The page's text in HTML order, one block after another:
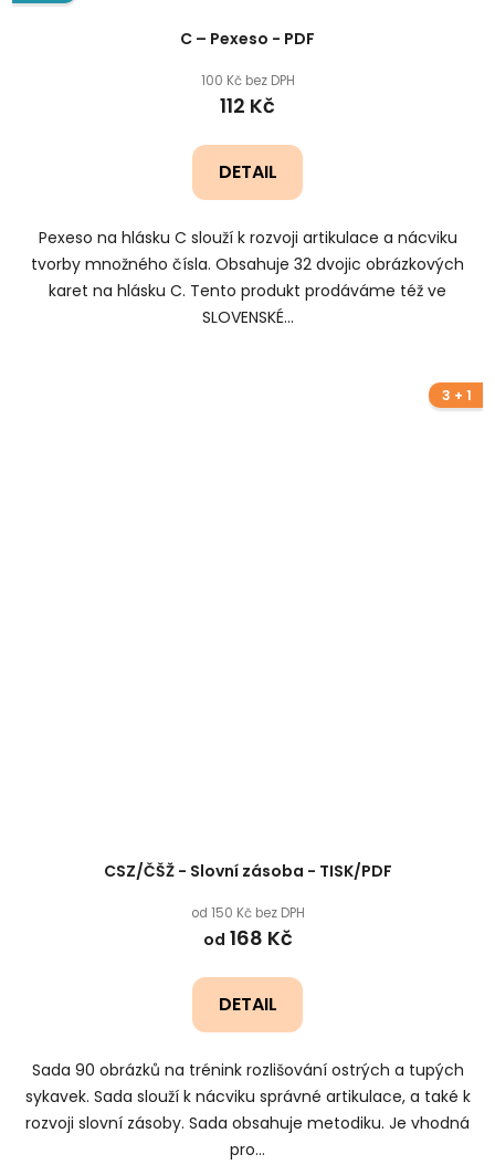
C – Pexeso - PDF
100 Kč bez DPH
112 Kč
DETAIL
Pexeso na hlásku C slouží k rozvoji artikulace a nácviku
tvorby množného čísla. Obsahuje 32 dvojic obrázkových
karet na hlásku C. Tento produkt prodáváme též ve
SLOVENSKÉ...
3 + 1
CSZ/ČŠŽ - Slovní zásoba - TISK/PDF
od 150 Kč bez DPH
od 168 Kč
DETAIL
Sada 90 obrázků na trénink rozlišování ostrých a tupých
sykavek. Sada slouží k nácviku správné artikulace, a také k
rozvoji slovní zásoby. Sada obsahuje metodiku. Je vhodná
pro...